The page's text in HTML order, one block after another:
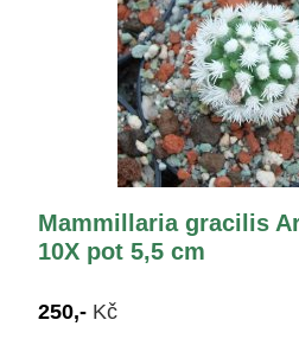
Mammillaria gracilis
10X pot 5,5 cm
250,- Kč